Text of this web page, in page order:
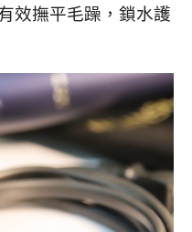
效撫平毛躁，鎖水護